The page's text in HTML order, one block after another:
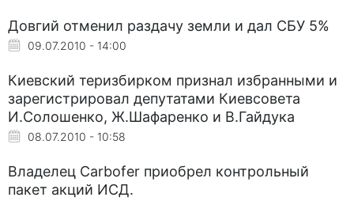
Довгий отменил раздачу земли и дал СБУ 5%
09.07.2010 - 14:00
Киевский теризбирком признал избранными и
зарегистрировал депутатами Киевсовета
И.Солошенко, Ж.Шафаренко и В.Гайдука
08.07.2010 - 10:58
Владелец Carbofer приобрел контрольный
пакет акций ИСД.